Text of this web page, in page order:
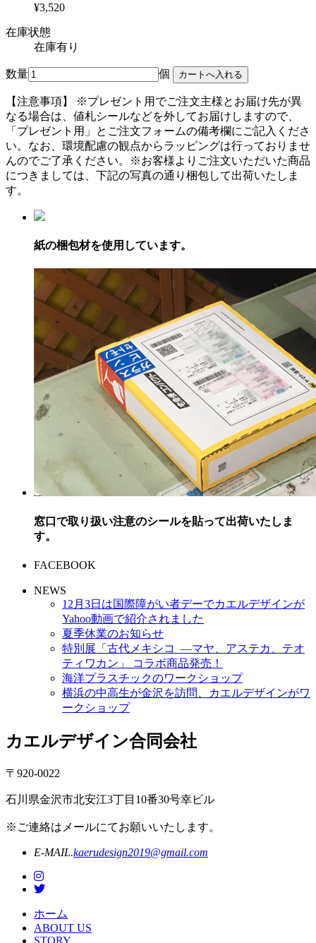
¥3,520
在庫状態
在庫有り
数量 個
【注意事項】
※プレゼント用でご注文主様とお届け先が異
なる場合は、値札シールなどを外してお届けしますので、
「プレゼント用」とご注文フォームの備考欄にご記入くださ
い。 なお、環境配慮の観点からラッピングは行っておりませ
んのでご了承ください。
※お客様よりご注文いただいた商品
につきましては、下記の写真の通り梱包して出荷いたしま
す。
紙の梱包材を使用しています。
窓口で取り扱い注意のシールを貼って出荷いたしま
す。
FACEBOOK
NEWS
12月3日は国際障がい者デーでカエルデザインが
Yahoo動画で紹介されました
夏季休業のお知らせ
特別展「古代メキシコ ―マヤ、アステカ、テオ
ティワカン」 コラボ商品発売！
海洋プラスチックのワークショップ
横浜の中高生が金沢を訪問、カエルデザインがワ
ークショップ
カエルデザイン合同会社
〒920-0022
石川県金沢市北安江3丁目10番30号幸ビル
※ご連絡はメールにてお願いいたします。
E-MAIL.kaerudesign2019@gmail.com
ホーム
ABOUT US
STORY